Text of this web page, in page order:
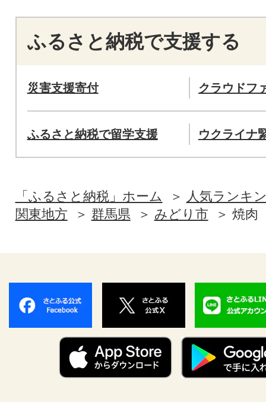
ふるさと納税で支援する
災害支援寄付 クラウドフ
ふるさと納税で留学支援 ウクライナ
「ふるさと納税」ホーム
人気ランキ
関東地方
群馬県 みどり市 焼肉